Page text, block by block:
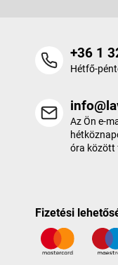
+36 1
Hétfő-
Az Ön e-
óra között
Fizetési